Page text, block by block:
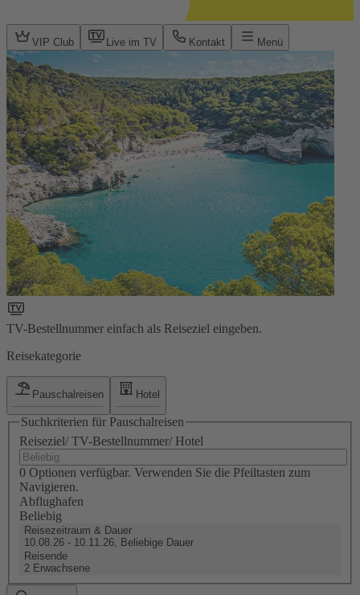
VIP Club Live im TV Kontakt Menü
TV-Bestellnummer einfach als Reiseziel eingeben.
Reisekategorie
Pauschalreisen Hotel
Suchkriterien für Pauschalreisen
Reiseziel/ TV-Bestellnummer/ Hotel
0 Optionen verfügbar. Verwenden Sie die Pfeiltasten zum
Navigieren.
Abflughafen
Beliebig
Reisezeitraum & Dauer
10.08.26 - 10.11.26, Beliebige Dauer
Reisende
2 Erwachsene